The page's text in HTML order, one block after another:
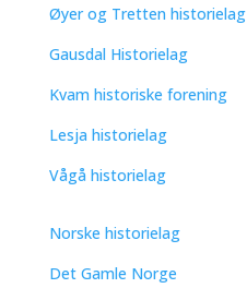
Øyer og Tretten historielag
Gausdal Historielag
Kvam historiske forening
Lesja historielag
Vågå historielag
Norske historielag
Det Gamle Norge